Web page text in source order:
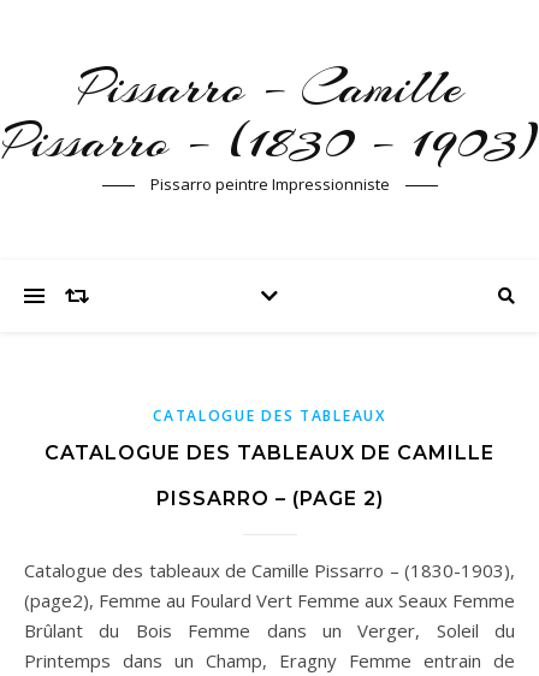
Pissarro – Camille
Pissarro – (1830 – 1903)
Pissarro peintre Impressionniste
CATALOGUE DES TABLEAUX
CATALOGUE DES TABLEAUX DE CAMILLE
PISSARRO – (PAGE 2)
Catalogue des tableaux de Camille Pissarro – (1830-1903),
(page2), Femme au Foulard Vert Femme aux Seaux Femme
Brûlant du Bois Femme dans un Verger, Soleil du
Printemps dans un Champ, Eragny Femme entrain de